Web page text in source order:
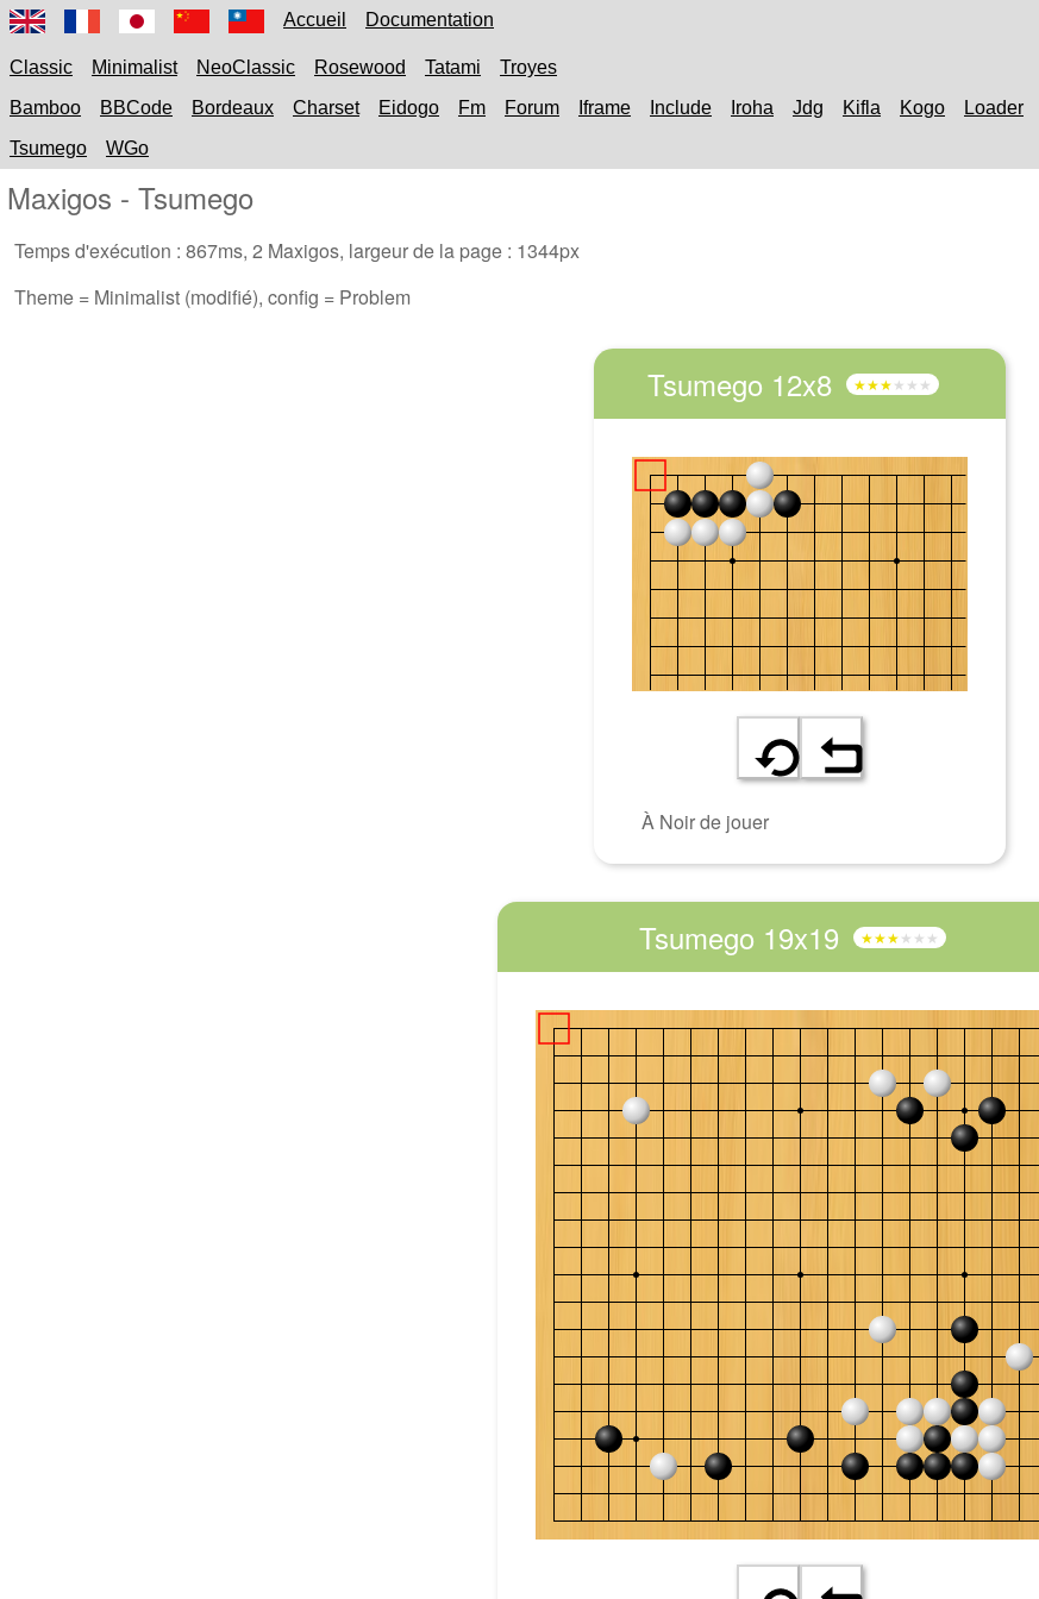
Accueil Documentation
Classic Minimalist NeoClassic Rosewood Tatami
Troyes
Bamboo
BBCode Bordeaux Charset Eidogo Fm Forum Iframe Include Iroha Jdg Kifla Kogo Loader
Tsumego
WGo
Maxigos - Tsumego
Temps d'exécution : 867ms, 2 Maxigos, largeur de la page : 1344px
Theme = Minimalist (modifié), config = Problem
Tsumego 12x8 ★★★★★★
À Noir de jouer
Tsumego 19x19 ★★★★★★